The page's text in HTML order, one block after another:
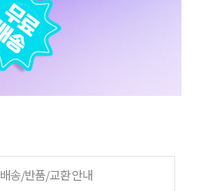
배송/반품/교환 안내